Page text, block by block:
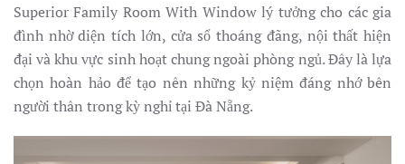
Superior Family Room With Window lý tưởng cho các gia
đình nhờ diện tích lớn, cửa sổ thoáng đãng, nội thất hiện
đại và khu vực sinh hoạt chung ngoài phòng ngủ. Đây là lựa
chọn hoàn hảo để tạo nên những kỷ niệm đáng nhớ bên
người thân trong kỳ nghỉ tại Đà Nẵng.